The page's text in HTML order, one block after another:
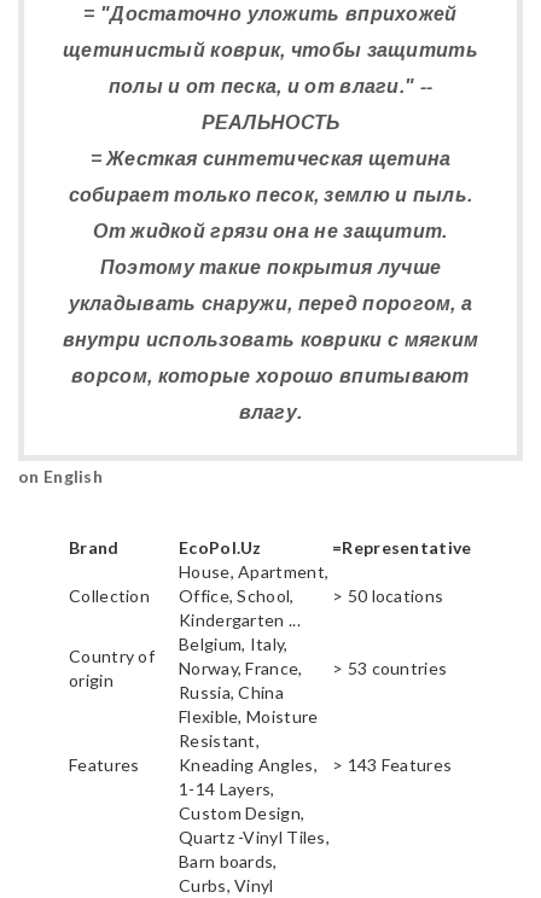
= "Достаточно уложить вприхожей
щетинистый коврик, чтобы защитить
полы и от песка, и от влаги." --
РЕАЛЬНОСТЬ
= Жесткая синтетическая щетина
собирает только песок, землю и пыль.
От жидкой грязи она не защитит.
Поэтому такие покрытия лучше
укладывать снаружи, перед порогом, а
внутри использовать коврики с мягким
ворсом, которые хорошо впитывают
влагу.
on English
Brand EcoPol.Uz =Representative
Collection
House, Apartment,
Office, School,
Kindergarten ...
> 50 locations
Country of
origin
Belgium, Italy,
Norway, France,
Russia, China
> 53 countries
Features
Flexible, Moisture
Resistant,
Kneading Angles,
1-14 Layers,
Custom Design,
> 143 Features
Quartz -Vinyl Tiles,
Barn boards,
Curbs, Vinyl